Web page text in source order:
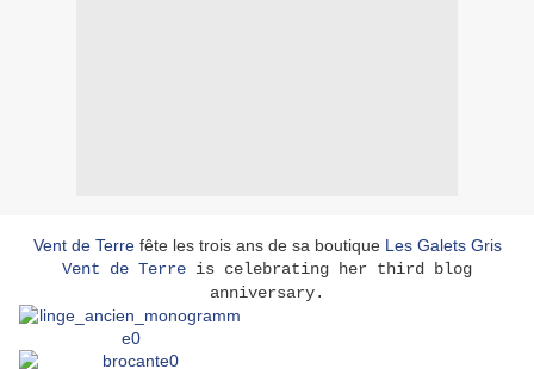
Vent de Terrefête les trois ans de sa boutique Les Galets Gris
Vent de Terre is celebrating her third blog
anniversary.